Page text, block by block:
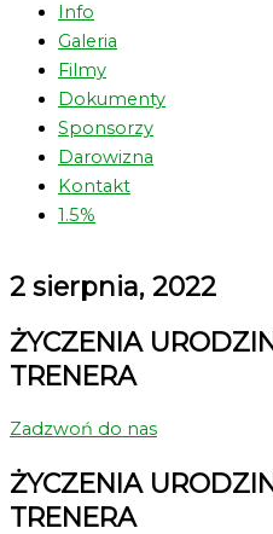
Info
Galeria
Filmy
Dokumenty
Sponsorzy
Darowizna
Kontakt
1.5%
2 sierpnia, 2022
ŻYCZENIA
TRENERA
Zadzwoń do nas
ŻYCZENIA
TRENERA